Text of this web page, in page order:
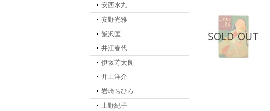
安西水丸
安野光雅
飯沢匡
井江春代
伊坂芳太良
井上洋介
岩崎ちひろ
上野紀子